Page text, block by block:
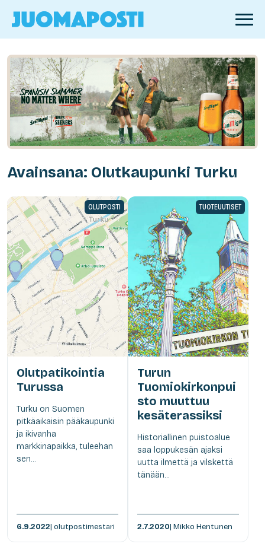
Avainsana: Olutkaupunki Turku
OLUTPOSTI
Olutpatikointia
Turussa
Turku on Suomen
pitkäaikaisin pääkaupunki
ja ikivanha
markkinapaikka, tuleehan
sen...
6.9.2022| olutpostimestari
TUOTEUUTISET
Turun
Tuomiokirkonpui
sto muuttuu
kesäterassiksi
Historiallinen puistoalue
saa loppukesän ajaksi
uutta ilmettä ja vilskettä
tänään...
2.7.2020| Mikko Hentunen